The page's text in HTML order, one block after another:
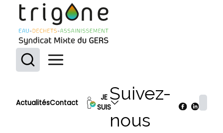
Trigone : Syndicat mixte du Gers
Ouvrir le menu
ActualitésContact
JE
SUIS
Suivez-
nous